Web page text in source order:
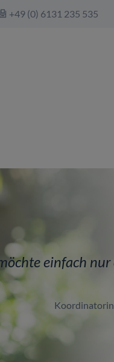
+49 (0) 6131 235 535
einfach